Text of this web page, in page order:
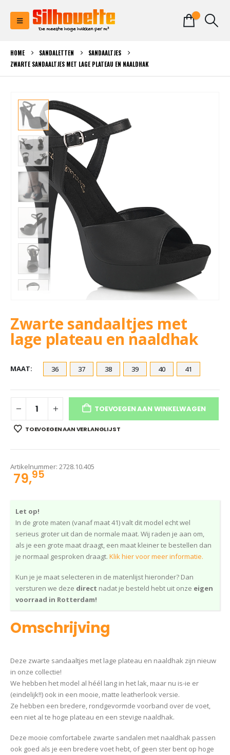
HOME SANDALETTEN
SANDAALTJES
ZWARTE SANDAALTJES MET LAGE PLATEAU EN NAALDHAK
Zwarte sandaaltjes met
lage plateau en naaldhak
MAAT 36 37 38 39 40 41
TOEVOEGEN AAN WINKELWAGEN
TOEVOEGEN AAN VERLANGLIJST
Artikelnummer: 2728.10.405
79,95
Let op!
In de grote maten (vanaf maat 41) valt dit model echt wel
serieus groter uit dan de normale maat. Wij raden je aan om,
als je een grote maat draagt, een maat kleiner te bestellen dan
je normaal gesproken draagt. Klik hier voor meer informatie.
Kun je je maat selecteren in de matenlijst hieronder? Dan
versturen we deze direct nadat je besteld hebt uit onze eigen
voorraad in Rotterdam!
Omschrijving
Deze zwarte sandaaltjes met lage plateau en naaldhak zijn nieuw
in onze collectie!
We hebben het model al héél lang in het lak, maar nu is-ie er
(eindelijk!!) ook in een mooie, matte leatherlook versie.
Ze hebben een bredere, rondgevormde voorband over de voet,
een niet al te hoge plateau en een stevige naaldhak.
Deze mooie comfortabele zwarte sandalen met naaldhak passen
ook goed als je een bredere voet hebt, of geen ster bent op hoge